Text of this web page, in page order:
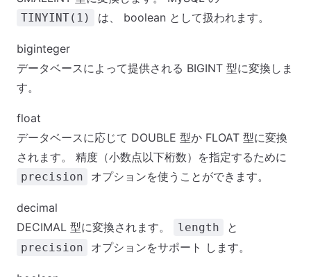
TINYINT(1) は、 boolean として扱われます。
biginteger
データベースによって提供される BIGINT 型に変換しま
す。
float
データベースに応じて DOUBLE 型か FLOAT 型に変換
されます。 精度（小数点以下桁数）を指定するために
precision オプションを使うことができます。
decimal
DECIMAL 型に変換されます。
length と
precision オプションをサポート します。